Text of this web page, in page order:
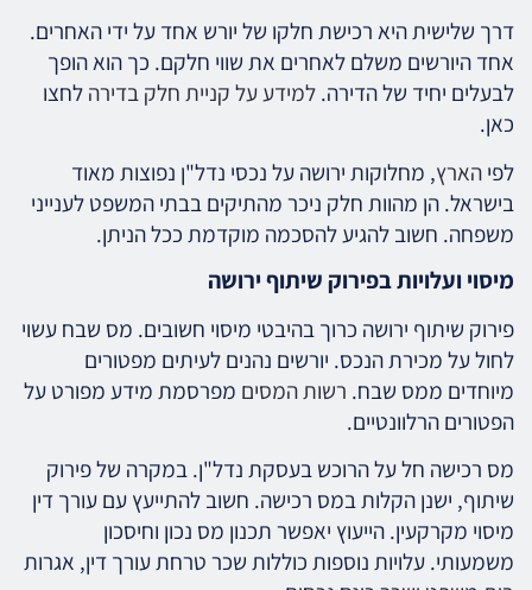
דרך שלישית היא רכישת חלקו של יורש אחד על ידי האחרים.
אחד היורשים משלם לאחרים את שווי חלקם. כך הוא הופך
לבעלים יחיד של הדירה.למידע על קניית חלק בדירהלחצו
כאן.
לפיהארץ, מחלוקות ירושה על נכסי נדל"ן נפוצות מאוד
בישראל. הן מהוות חלק ניכר מהתיקים בבתי המשפט לענייני
משפחה. חשוב להגיע להסכמה מוקדמת ככל הניתן.
מיסוי ועלויות בפירוק שיתוף ירושה
פירוק שיתוף ירושה כרוך בהיבטי מיסוי חשובים. מס שבח עשוי
לחול על מכירת הנכס. יורשים נהנים לעיתים מפטורים
מיוחדים ממס שבח. רשות המסים מפרסמת מידע מפורט על
הפטורים הרלוונטיים.
מס רכישה חל על הרוכש בעסקת נדל"ן. במקרה של פירוק
שיתוף, ישנן הקלות במס רכישה. חשוב להתייעץ עם עורך דין
מיסוי מקרקעין. הייעוץ יאפשר תכנון מס נכון וחיסכון
משמעותי. עלויות נוספות כוללות שכר טרחת עורך דין, אגרות